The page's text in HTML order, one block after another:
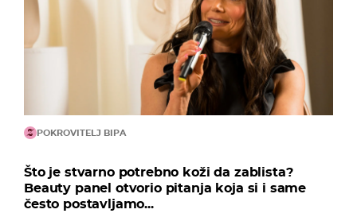
POKROVITELJ BIPA
Što je stvarno potrebno koži da zablista?
Beauty panel otvorio pitanja koja si i same
često postavljamo...